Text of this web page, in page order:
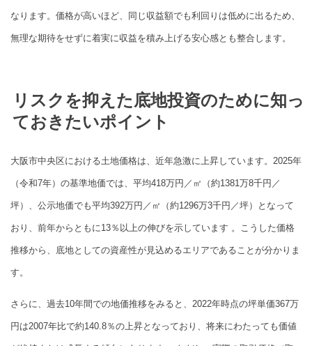
なります。価格が高いほど、同じ収益額でも利回りは低めに出るため、
無理な期待をせずに着実に収益を積み上げる安心感とも整合します。
リスクを抑えた底地投資のために知っ
ておきたいポイント
大阪市中央区における土地価格は、近年急激に上昇しています。2025年
（令和7年）の基準地価では、平均418万円／㎡（約1381万8千円／
坪）、公示地価でも平均392万円／㎡（約1296万3千円／坪）となって
おり、前年からともに13％以上の伸びを示しています 。こうした価格
推移から、底地としての資産性が見込めるエリアであることが分かりま
す。
さらに、過去10年間での地価推移をみると、2022年時点の坪単価367万
円は2007年比で約140.8％の上昇となっており、将来にわたっても価値